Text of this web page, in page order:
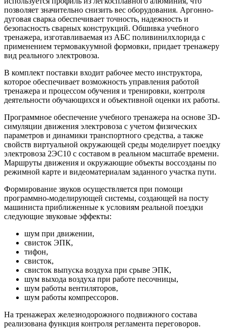
позволяет значительно снизить вес оборудования. Аргонно-
дуговая сварка обеспечивает точность, надежность и
безопасность сварных конструкций. Обшивка учебного
тренажера, изготавливаемая из АБС поливинилхлорида с
применением термовакуумной формовки, придает тренажеру
вид реального электровоза.
В комплект поставки входит рабочее место инструктора,
которое обеспечивает возможность управления работой
тренажера и процессом обучения и тренировки, контроля
деятельности обучающихся и объективной оценки их работы.
Программное обеспечение учебного тренажера на основе 3D-
симуляции движения электровоза с учетом физических
параметров и динамики транспортного средства, а также
свойств виртуальной окружающей среды моделирует поездку
электровоза 2ЭС10 с составом в реальном масштабе времени.
Маршруты движения и окружающие объекты воссозданы по
режимной карте и видеоматериалам заданного участка пути.
Формирование звуков осуществляется при помощи
программно-моделирующей системы, создающей на посту
машиниста приближенные к условиям реальной поездки
следующие звуковые эффекты:
шум при движении,
свисток ЭПК,
тифон,
свисток,
свисток выпуска воздуха при срыве ЭПК,
шум выхода воздуха при работе песочницы,
шум работы вентиляторов,
шум работы компрессоров.
На тренажерах железнодорожного подвижного состава
реализована функция контроля регламента переговоров.